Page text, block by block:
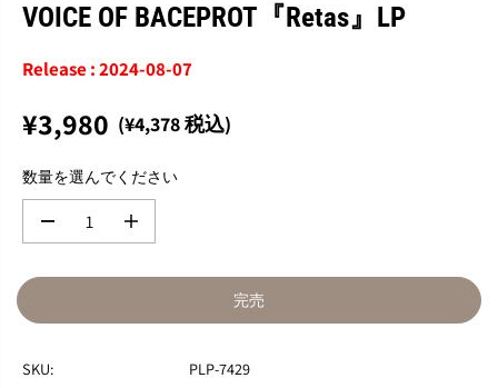
VOICE OF BACEPROT『Retas』LP
Release : 2024-08-07
通
価
格
¥3,980 (¥4,378 税込)
完
数量を選んでください
O
数
完売
SKU:
PLP-7429